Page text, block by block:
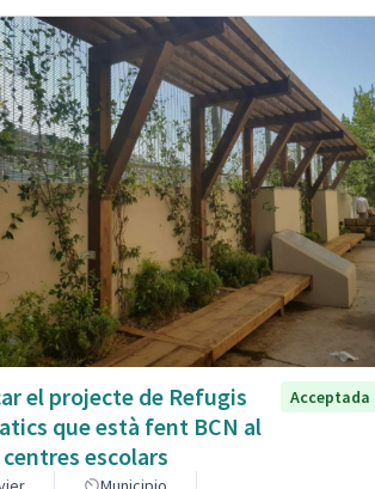
el projecte de Refugis
que està fent BCN al
escolars
Acceptada